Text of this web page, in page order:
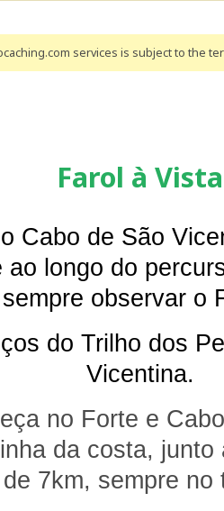
services is subject to the
Farol à Vista
Cabo de São
ao longo do
sempre observar o
do Trilho dos
Vicentina.
no Forte e
da costa, junto
7km, sempre no